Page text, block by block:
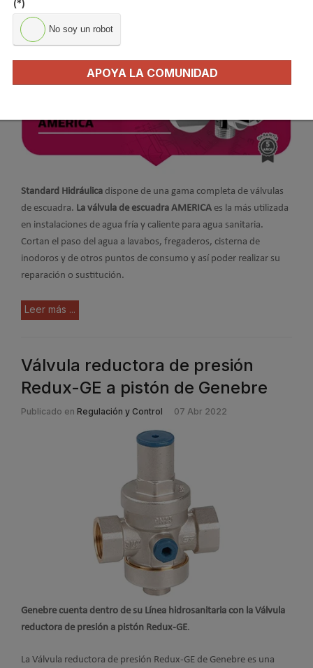
Standard Hidráulica dispone de una gama completa de válvulas
de escuadra. La válvula de escuadra AMERICA es la más utilizada
en instalaciones de agua fría y caliente para agua sanitaria.
Cortan el paso del agua a lavabos, fregaderos, cisterna de
inodoros y de otros puntos de consumo y así poder realizar su
reparación o sustitución.
Leer más ...
Válvula reductora de presión
Redux-GE a pistón de Genebre
Publicado en Regulación y Control 07 Abr 2022
Genebre cuenta dentro de su Línea hidrosanitaria con la Válvula
reductora de presión a pistón Redux-GE.
La Válvula reductora de presión Redux-GE de Genebre es una
(*)
No soy un robot
APOYA LA COMUNIDAD